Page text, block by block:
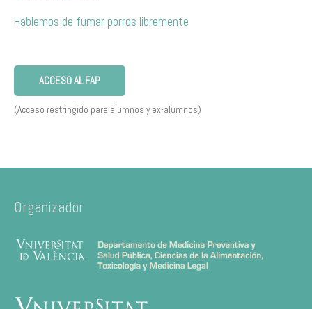
Hablemos de fumar porros libremente
ACCESO AL FAP
(Acceso restringido para alumnos y ex-alumnos)
Organizador